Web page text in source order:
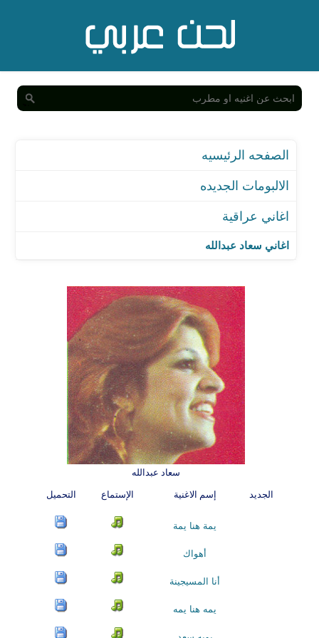
الالبومات الجديده
اغاني عراقية
اغاني سعاد عبدالله
سعاد عبدالله
الجديد إسم الاغنية الإستماع التحميل
يمة هنا يمة
أهواك
أنا المسيجينة
يمه هنا يمه